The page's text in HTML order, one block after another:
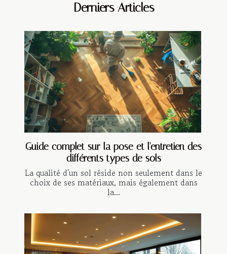
Derniers Articles
Guide complet sur la pose et l'entretien des
différents types de sols
La qualité d'un sol réside non seulement dans le
choix de ses matériaux, mais également dans
la...